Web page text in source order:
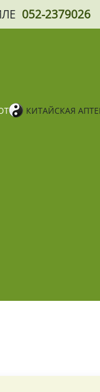
052-2379026
КИТАЙСКАЯ